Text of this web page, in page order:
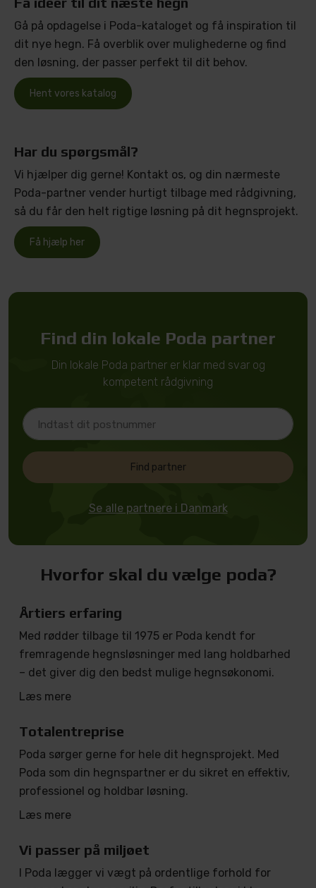
Gå på opdagelse i Poda-kataloget og få inspiration til
dit nye hegn. Få overblik over mulighederne og find
den løsning, der passer perfekt til dit behov.
Hent vores katalog
Har du spørgsmål?
Vi hjælper dig gerne! Kontakt os, og din nærmeste
Poda-partner vender hurtigt tilbage med rådgivning,
så du får den helt rigtige løsning på dit hegnsprojekt.
Få hjælp her
Find din lokale Poda partner
Din lokale Poda partner er klar med svar og
kompetent rådgivning
Find partner
Se alle partnere i Danmark
Hvorfor skal du vælge poda?
Årtiers erfaring
Med rødder tilbage til 1975 er Poda kendt for
fremragende hegnsløsninger med lang holdbarhed
– det giver dig den bedst mulige hegnsøkonomi.
Læs mere
Totalentreprise
Poda sørger gerne for hele dit hegnsprojekt. Med
Poda som din hegnspartner er du sikret en effektiv,
professionel og holdbar løsning.
Læs mere
Vi passer på miljøet
I Poda lægger vi vægt på ordentlige forhold for